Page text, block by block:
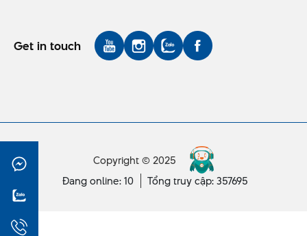
Get in touch
Copyright © 2025
Đang online: 10
Tổng truy cập: 357695